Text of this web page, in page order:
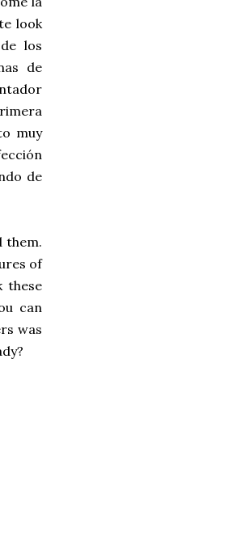
look
los
de
muy
de
them.
of
these
can
was